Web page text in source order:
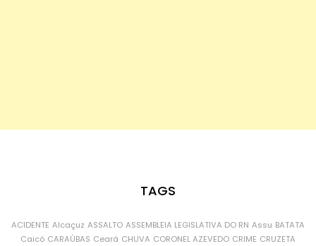
TAGS
ACIDENTE Alcaçuz ASSALTO ASSEMBLEIA LEGISLATIVA DO RN Assu BATATA
Caicó CARAÚBAS Ceará CHUVA CORONEL AZEVEDO CRIME CRUZETA